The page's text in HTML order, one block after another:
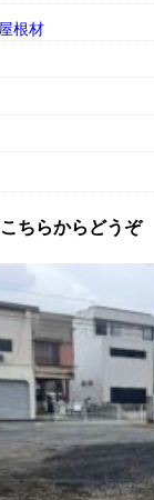
根材
ちらからどうぞ